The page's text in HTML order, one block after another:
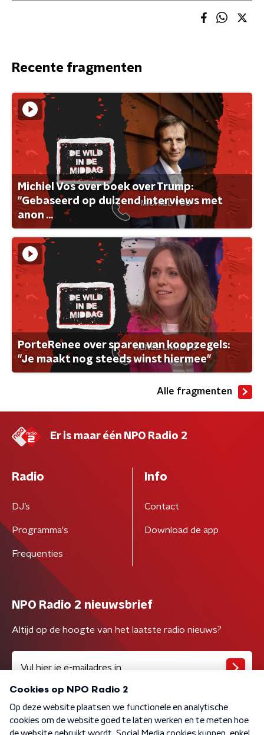
Recente fragmenten
Michiel Vos over boek over Trump:
"Gebaseerd op duizend interviews met
anon ...
PorteRenee over sparen van koopzegels:
"Je maakt nog steeds winst hiermee"
Alle fragmenten
Er is maar één NPO Radio 2
Radio
DJ’s
Programma's
Frequenties
Info
Contact
Download de app
NPO Radio 2 nieuwsbrief
Altijd op de hoogte van het laatste radio nieuws?